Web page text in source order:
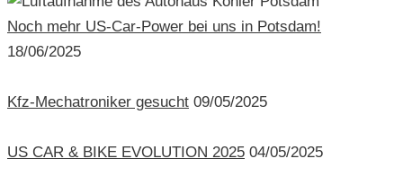
Noch mehr US-Car-Power bei uns in Potsdam!
18/06/2025
Kfz-Mechatroniker gesucht 09/05/2025
US CAR & BIKE EVOLUTION 2025 04/05/2025